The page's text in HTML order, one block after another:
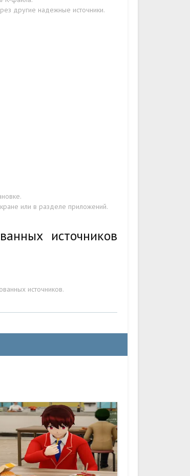
другие надежные источники.
или в разделе приложений.
источников
источников.